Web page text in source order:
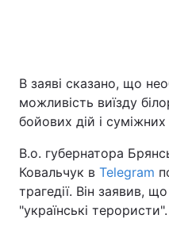
В заяві сказано, що
можливість виїзду
бойових дій і суміжних
В.о. губернатора
Ковальчук в Telegram
трагедії. Він заявив,
"українські терористи".